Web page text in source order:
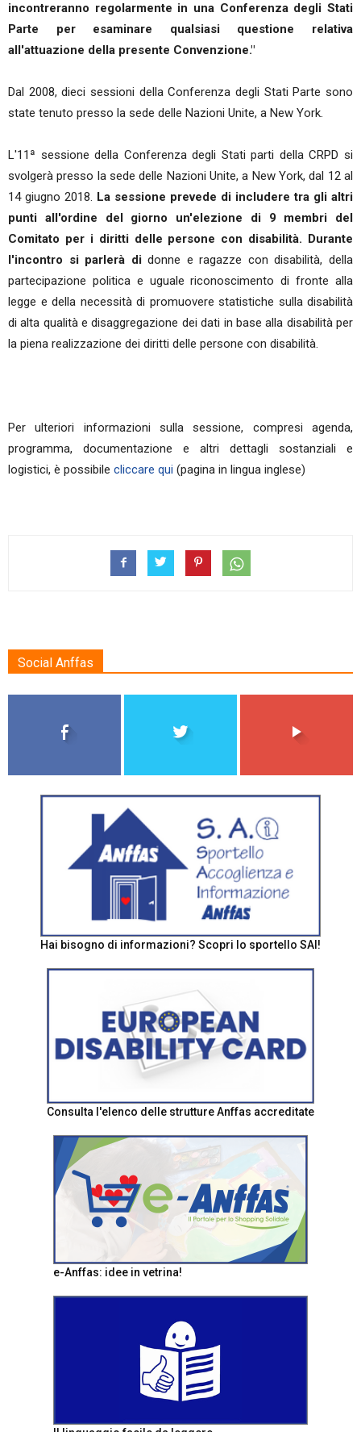
incontreranno regolarmente in una Conferenza degli Stati
Parte per esaminare qualsiasi questione relativa
all'attuazione della presente Convenzione."
Dal 2008, dieci sessioni della Conferenza degli Stati Parte sono
state tenuto presso la sede delle Nazioni Unite, a New York.
L'11ª sessione della Conferenza degli Stati parti della CRPD si
svolgerà presso la sede delle Nazioni Unite, a New York, dal 12 al
14 giugno 2018. La sessione prevede di includere tra gli altri
punti all'ordine del giorno un'elezione di 9 membri del
Comitato per i diritti delle persone con disabilità. Durante
l'incontro si parlerà didonne e ragazze con disabilità, della
partecipazione politica e uguale riconoscimento di fronte alla
legge e della necessità di promuovere statistiche sulla disabilità
di alta qualità e disaggregazione dei dati in base alla disabilità per
la piena realizzazione dei diritti delle persone con disabilità.
Per ulteriori informazioni sulla sessione, compresi agenda,
programma, documentazione e altri dettagli sostanziali e
logistici, è possibile cliccare qui (pagina in lingua inglese)
Social Anffas
Hai bisogno di informazioni? Scopri lo sportello SAI!
Consulta l'elenco delle strutture Anffas accreditate
e-Anffas: idee in vetrina!